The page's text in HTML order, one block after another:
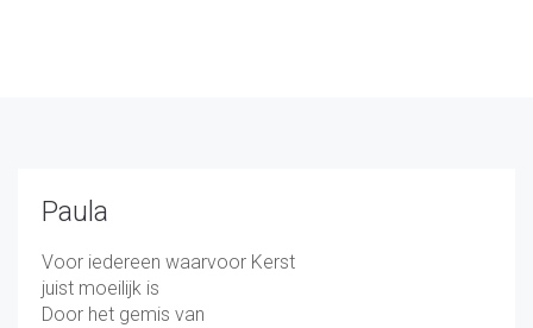
Paula
Voor iedereen waarvoor Kerst
juist moeilijk is
Door het gemis van